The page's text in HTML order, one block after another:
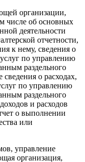
организации,
числе об основных
деятельности
отчетности,
к нему, сведения о
по управлению
раздельного
сведения о расходах,
по управлению
раздельного
и расходов
о выполнении
или
управление
организация,